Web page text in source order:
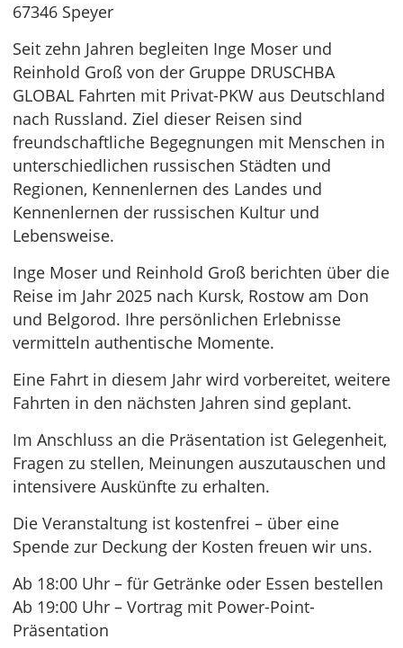
67346 Speyer
Seit zehn Jahren begleiten Inge Moser und
Reinhold Groß von der Gruppe DRUSCHBA
GLOBAL Fahrten mit Privat-PKW aus Deutschland
nach Russland. Ziel dieser Reisen sind
freundschaftliche Begegnungen mit Menschen in
unterschiedlichen russischen Städten und
Regionen, Kennenlernen des Landes und
Kennenlernen der russischen Kultur und
Lebensweise.
Inge Moser und Reinhold Groß berichten über die
Reise im Jahr 2025 nach Kursk, Rostow am Don
und Belgorod. Ihre persönlichen Erlebnisse
vermitteln authentische Momente.
Eine Fahrt in diesem Jahr wird vorbereitet, weitere
Fahrten in den nächsten Jahren sind geplant.
Im Anschluss an die Präsentation ist Gelegenheit,
Fragen zu stellen, Meinungen auszutauschen und
intensivere Auskünfte zu erhalten.
Die Veranstaltung ist kostenfrei – über eine
Spende zur Deckung der Kosten freuen wir uns.
Ab 18:00 Uhr – für Getränke oder Essen bestellen
Ab 19:00 Uhr – Vortrag mit Power-Point-
Präsentation